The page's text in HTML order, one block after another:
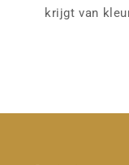
krijgt van